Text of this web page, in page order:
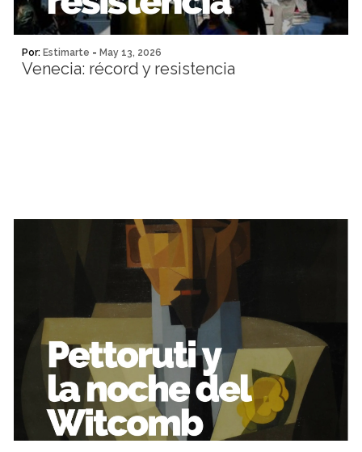
Por: Estimarte - May 13, 2026
Venecia: récord y resistencia